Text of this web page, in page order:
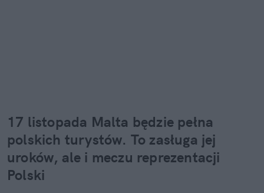
17 listopada Malta będzie pełna
polskich turystów. To zasługa jej
uroków, ale i meczu reprezentacji
Polski